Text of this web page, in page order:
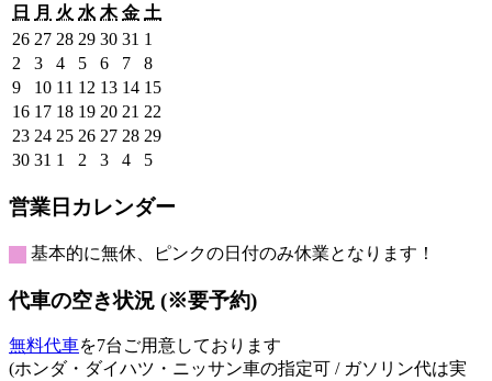
日
日
曜
日
月 月
曜
日
火 火
曜
日
水 水
曜
日
木木
曜
日
金金
曜
日
土
262026
年
7
月
26
日
272026
年
7
月
27
日
282026
年
7
月
28
日
292026
年
7
月
29
日
302026
年
7
月
30
日
31 2026
年
7
月
31
日
1
8
月
1
日
2 2026
年
8
月
2
日
32026
年
8
月
3
日
42026
年
8
月
4
日
52026
年
8
月
5
日
62026
年
8
月
6
日
72026
年
8
月
7
日
82026
年
8
月
8
日
92026
年
8
月
9
日
102026
年
8
月
10
日
11 2026
年
8
月
11
12 2026
年
8
月
12
132026
年
8
月
13
142026
年
8
月
14
日
152026
8
162026
年
8
16
日
172026
年
8
17
日
182026
年
8
18
日
192026
年
8
19
日
202026
年
20
日
21 2026
年
8
21
日
22
年
232026
年
月
23
日
242026
年
月
24
日
252026
年
月
25
日
262026
年
月
26
日
272026
年
月
27
日
282026
年
月
28
292026
日
302026
8
月
30
日
31 2026
8
月
31
日
1
2026
9
月
1
日
2 2026
9
月
2
日
32026
9
月
3
日
42026
9
月
4
日
52026
9
5
日
営業日カレンダー
基本的に無休、ピンクの日付のみ休業となります！
代車の空き状況 (※要予約)
無料代車を7台ご用意しております
(ホンダ・ダイハツ・ニッサン車の指定可 / ガソリン代は実